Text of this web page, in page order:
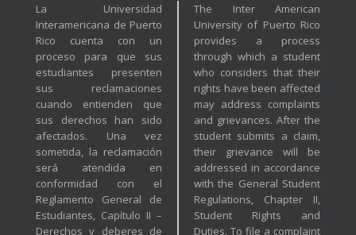
La Universidad
Interamericana de Puerto
Rico cuenta con un
proceso para que sus
estudiantes presenten
sus reclamaciones
cuando entienden que
sus derechos han sido
afectados. Una vez
sometida, la reclamación
será atendida en
conformidad con el
Reglamento General de
Estudiantes, Capítulo II –
Derechos y deberes de
The Inter American
University of Puerto Rico
provides a process
through which a student
who considers that their
rights have been affected
may address complaints
and grievances. After the
student submits a claim,
their grievance will be
addressed in accordance
with the General Student
Regulations, Chapter II,
Student Rights and
Duties. To file a complaint